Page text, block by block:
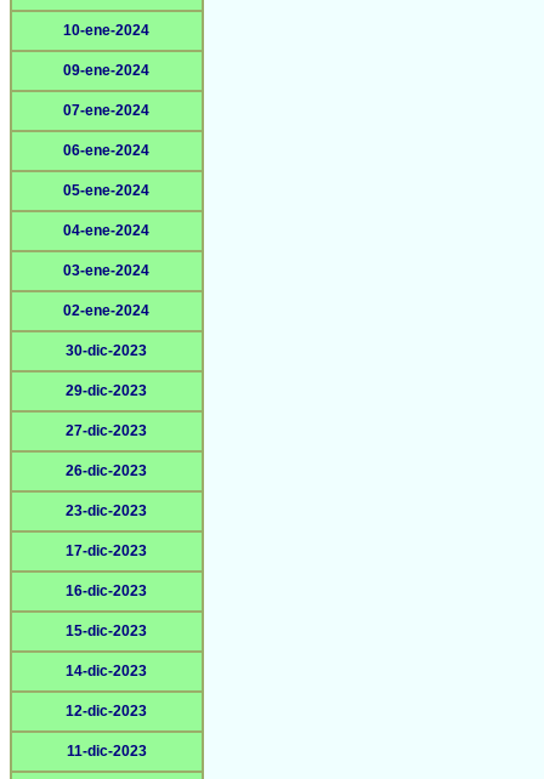
10-ene-2024
09-ene-2024
07-ene-2024
06-ene-2024
05-ene-2024
04-ene-2024
03-ene-2024
02-ene-2024
30-dic-2023
29-dic-2023
27-dic-2023
26-dic-2023
23-dic-2023
17-dic-2023
16-dic-2023
15-dic-2023
14-dic-2023
12-dic-2023
11-dic-2023